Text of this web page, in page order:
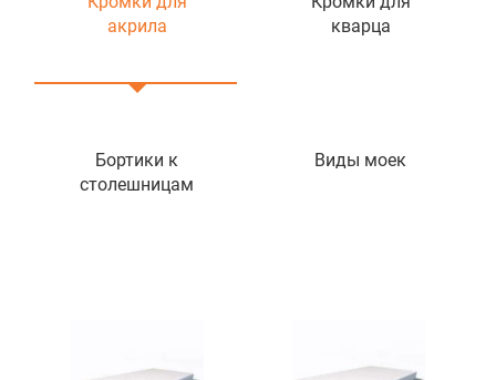
акрила
кварца
Бортики к
столешницам
Виды моек